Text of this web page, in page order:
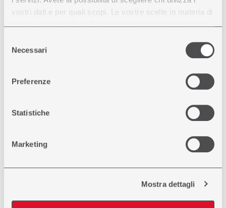
vostri dati e per quali scopi. Le vostre scelte in materia di
modificare o revocare il proprio consenso in qualsiasi
momento dalla Dichiarazione sui cookie o facendo clic
raccogliere informazioni sulla tua posizione
geografica, con un'approssimazione di qualche
attivamente alla ricerca di caratteristiche specifiche
Approfondisci come vengono elaborati i tuoi dati personali
sezione dettagli. Puoi
delNecessari
Preferenze
Statistiche
Marketing
Mostra dettagli